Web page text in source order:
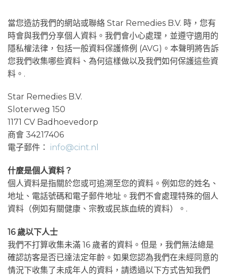
當您造訪我們的網站或聯絡 Star Remedies B.V. 時，您有
時會與我們分享個人資料。我們會小心處理，並遵守適用的
隱私權法律，包括一般資料保護條例 (AVG)。本聲明將告訴
您我們收集哪些資料、為何這樣做以及我們如何保護這些資
料。.
Star Remedies B.V.
Sloterweg 150
1171 CV Badhoevedorp
商會 34217406
電子郵件： info@cint.nl
什麼是個人資料？
個人資料是指關於您或可追溯至您的資料。例如您的姓名、
地址、電話號碼和電子郵件地址。我們不會處理特殊的個人
資料（例如有關健康、宗教或民族血統的資料）。.
16 歲以下人士
我們不打算收集未滿 16 歲者的資料。但是，我們無法總是
確認訪客是否已達法定年齡。如果您認為我們在未經同意的
情況下收集了未成年人的資料，請透過以下方式告知我們